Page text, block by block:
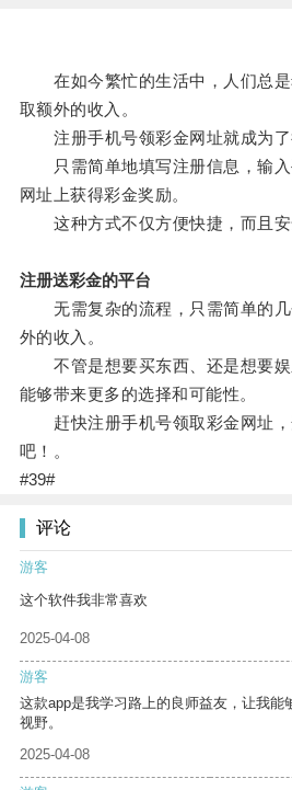
在如今繁忙的生活中，人们总是
取额外的收入。
注册手机号领彩金网址就成为了
只需简单地填写注册信息，输入
网址上获得彩金奖励。
这种方式不仅方便快捷，而且安
注册送彩金的平台
无需复杂的流程，只需简单的几
外的收入。
不管是想要买东西、还是想要娱
能够带来更多的选择和可能性。
赶快注册手机号领取彩金网址，
吧！。
#39#
评论
游客
这个软件我非常喜欢
2025-04-08
游客
这款app是我学习路上的良师益友，让我能
视野。
2025-04-08